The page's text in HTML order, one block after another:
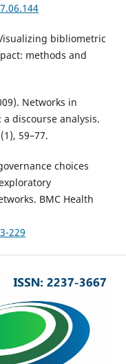
bibliometric
methods and
Networks in
discourse analysis.
59–77.
choices
BMC Health
229